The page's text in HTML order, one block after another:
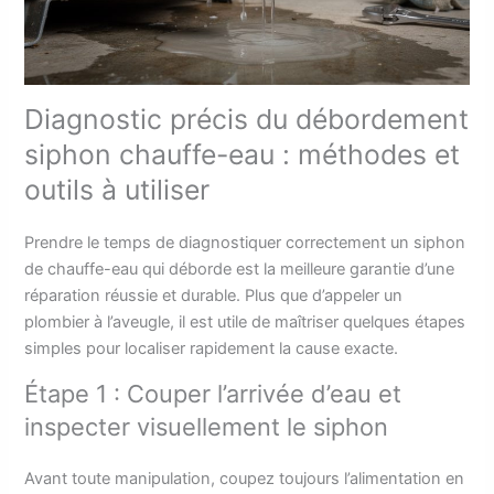
Diagnostic précis du débordement
siphon chauffe-eau : méthodes et
outils à utiliser
Prendre le temps de diagnostiquer correctement un siphon
de chauffe-eau qui déborde est la meilleure garantie d’une
réparation réussie et durable. Plus que d’appeler un
plombier à l’aveugle, il est utile de maîtriser quelques étapes
simples pour localiser rapidement la cause exacte.
Étape 1 : Couper l’arrivée d’eau et
inspecter visuellement le siphon
Avant toute manipulation, coupez toujours l’alimentation en